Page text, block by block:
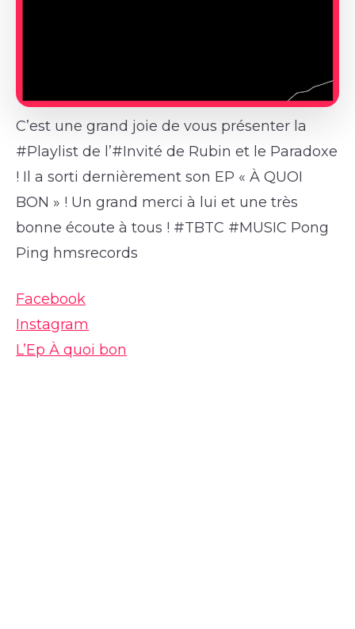
C’est une grand joie de vous présenter la
#Playlist de l’#Invité de Rubin et le Paradoxe
! Il a sorti dernièrement son EP « À QUOI
BON » ! Un grand merci à lui et une très
bonne écoute à tous ! #TBTC #MUSIC Pong
Ping hmsrecords
Facebook
Instagram
L’Ep À quoi bon